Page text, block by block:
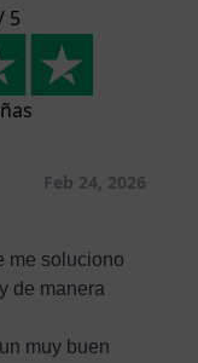
5
Feb 24, 2026
me soluciono
de manera
muy buen